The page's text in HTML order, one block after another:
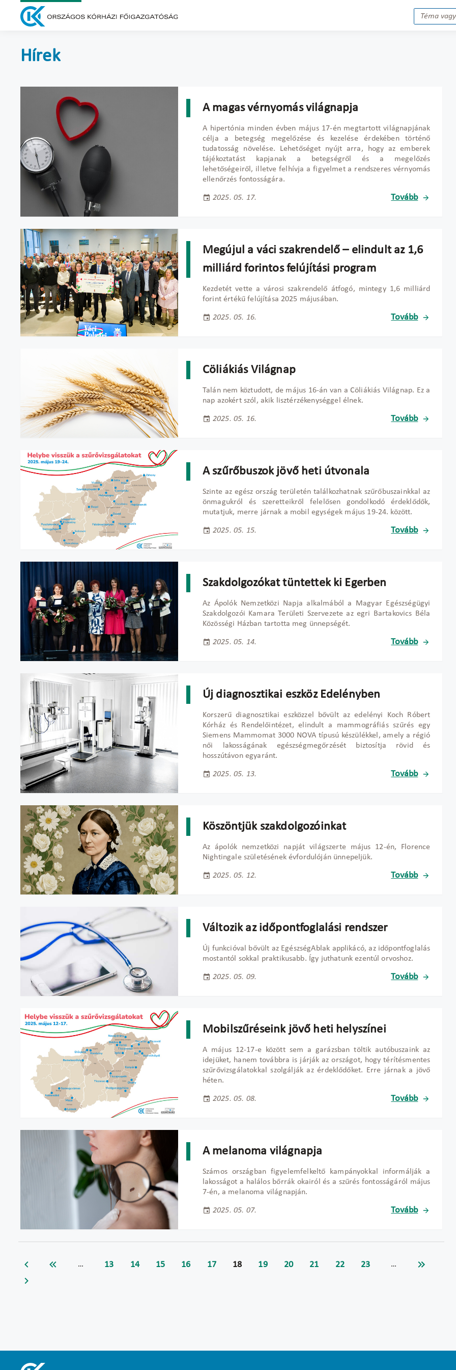
Hírek
A magas vérnyomás világnapja
A hipertónia minden évben május 17-én megtartott világnapjának
célja a betegség megelőzése és kezelése érdekében történő
tudatosság növelése. Lehetőséget nyújt arra, hogy az emberek
tájékoztatást kapjanak a betegségről és a megelőzés
lehetőségeiről, illetve felhívja a figyelmet a rendszeres vérnyomás
ellenőrzés fontosságára.
2025. 05. 17. Tovább
Megújul a váci szakrendelő – elindult az 1,6
milliárd forintos felújítási program
Kezdetét vette a városi szakrendelő átfogó, mintegy 1,6 milliárd
forint értékű felújítása 2025 májusában.
2025. 05. 16. Tovább
Cöliákiás Világnap
Talán nem köztudott, de május 16-án van a Cöliákiás Világnap. Ez a
nap azokért szól, akik lisztérzékenységgel élnek.
2025. 05. 16. Tovább
A szűrőbuszok jövő heti útvonala
Szinte az egész ország területén találkozhatnak szűrőbuszainkkal az
önmagukról és szeretteikről felelősen gondolkodó érdeklődők,
mutatjuk, merre járnak a mobil egységek május 19-24. között.
2025. 05. 15. Tovább
Szakdolgozókat tüntettek ki Egerben
Az Ápolók Nemzetközi Napja alkalmából a Magyar Egészségügyi
Szakdolgozói Kamara Területi Szervezete az egri Bartakovics Béla
Közösségi Házban tartotta meg ünnepségét.
2025. 05. 14. Tovább
Új diagnosztikai eszköz Edelényben
Korszerű diagnosztikai eszközzel bővült az edelényi Koch Róbert
Kórház és Rendelőintézet, elindult a mammográfiás szűrés egy
Siemens Mammomat 3000 NOVA típusú készülékkel, amely a régió
női lakosságának egészségmegőrzését biztosítja rövid és
hosszútávon egyaránt.
2025. 05. 13. Tovább
Köszöntjük szakdolgozóinkat
Az ápolók nemzetközi napját világszerte május 12-én, Florence
Nightingale születésének évfordulóján ünnepeljük.
2025. 05. 12. Tovább
Változik az időpontfoglalási rendszer
Új funkcióval bővült az EgészségAblak applikácó, az időpontfoglalás
mostantól sokkal praktikusabb. Így juthatunk ezentúl orvoshoz.
2025. 05. 09. Tovább
Mobilszűréseink jövő heti helyszínei
A május 12-17-e között sem a garázsban töltik autóbuszaink az
idejüket, hanem továbbra is járják az országot, hogy térítésmentes
szűrővizsgálatokkal szolgálják az érdeklődőket. Erre járnak a jövő
héten.
2025. 05. 08. Tovább
A melanoma világnapja
Számos országban figyelemfelkeltő kampányokkal informálják a
lakosságot a halálos bőrrák okairól és a szűrés fontosságáról május
7-én, a melanoma világnapján.
2025. 05. 07. Tovább
… 13 14 15 16 17 18 19 20 21 22 23 …